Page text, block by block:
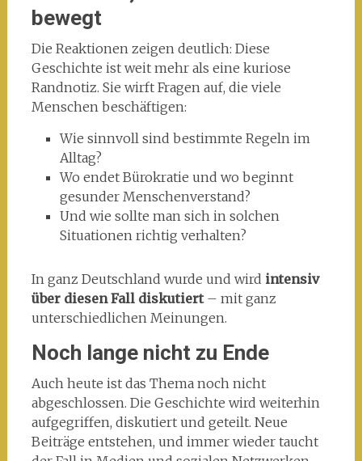
bewegt
Die Reaktionen zeigen deutlich: Diese
Geschichte ist weit mehr als eine kuriose
Randnotiz. Sie wirft Fragen auf, die viele
Menschen beschäftigen:
Wie sinnvoll sind bestimmte Regeln im
Alltag?
Wo endet Bürokratie und wo beginnt
gesunder Menschenverstand?
Und wie sollte man sich in solchen
Situationen richtig verhalten?
In ganz Deutschland wurde und wird intensiv
über diesen Fall diskutiert– mit ganz
unterschiedlichen Meinungen.
Noch lange nicht zu Ende
Auch heute ist das Thema noch nicht
abgeschlossen. Die Geschichte wird weiterhin
aufgegriffen, diskutiert und geteilt. Neue
Beiträge entstehen, und immer wieder taucht